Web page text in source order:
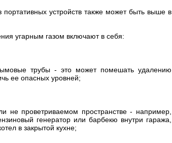
портативных устройств также может быть выше в
угарным газом включают в себя:
трубы - это может помешать удалению
ее опасных уровней;
не проветриваемом пространстве - например,
генератор или барбекю внутри гаража,
в закрытой кухне;